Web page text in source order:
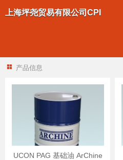
上海坪尧贸易有限公司CPI
产品信息
UCON PAG 基础油 ArChine